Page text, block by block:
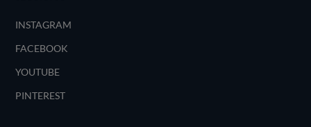
INSTAGRAM
FACEBOOK
YOUTUBE
PINTEREST